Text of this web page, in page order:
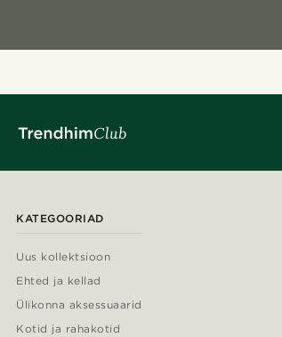
KATEGOORIAD
Uus kollektsioon
Ehted ja kellad
Ülikonna aksessuaarid
Kotid ja rahakotid